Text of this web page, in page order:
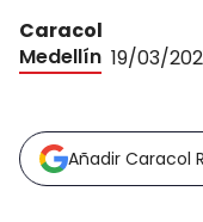
Caracol
Medellín 19/03/
Añadir Caracol